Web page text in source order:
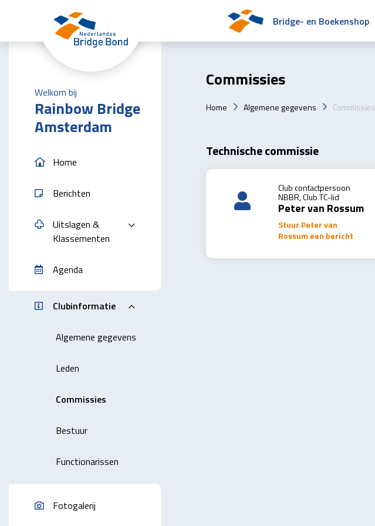
Bridge- en Boekenshop
Welkom bij
Rainbow Bridge
Amsterdam
Home
Berichten
Uitslagen &
Klassementen
Agenda
Clubinformatie
Algemene gegevens
Leden
Commissies
Bestuur
Functionarissen
Fotogalerij
Commissies
Home Algemene gegevens Commissies
Technische commissie
Club contactpersoon
NBBR, Club TC-lid
Peter van Rossum
Stuur Peter van
Rossum een bericht